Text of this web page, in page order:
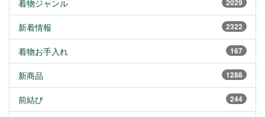
2029
着物ジャンル
2322
新着情報
167
着物お手入れ
1288
新商品
244
前結び